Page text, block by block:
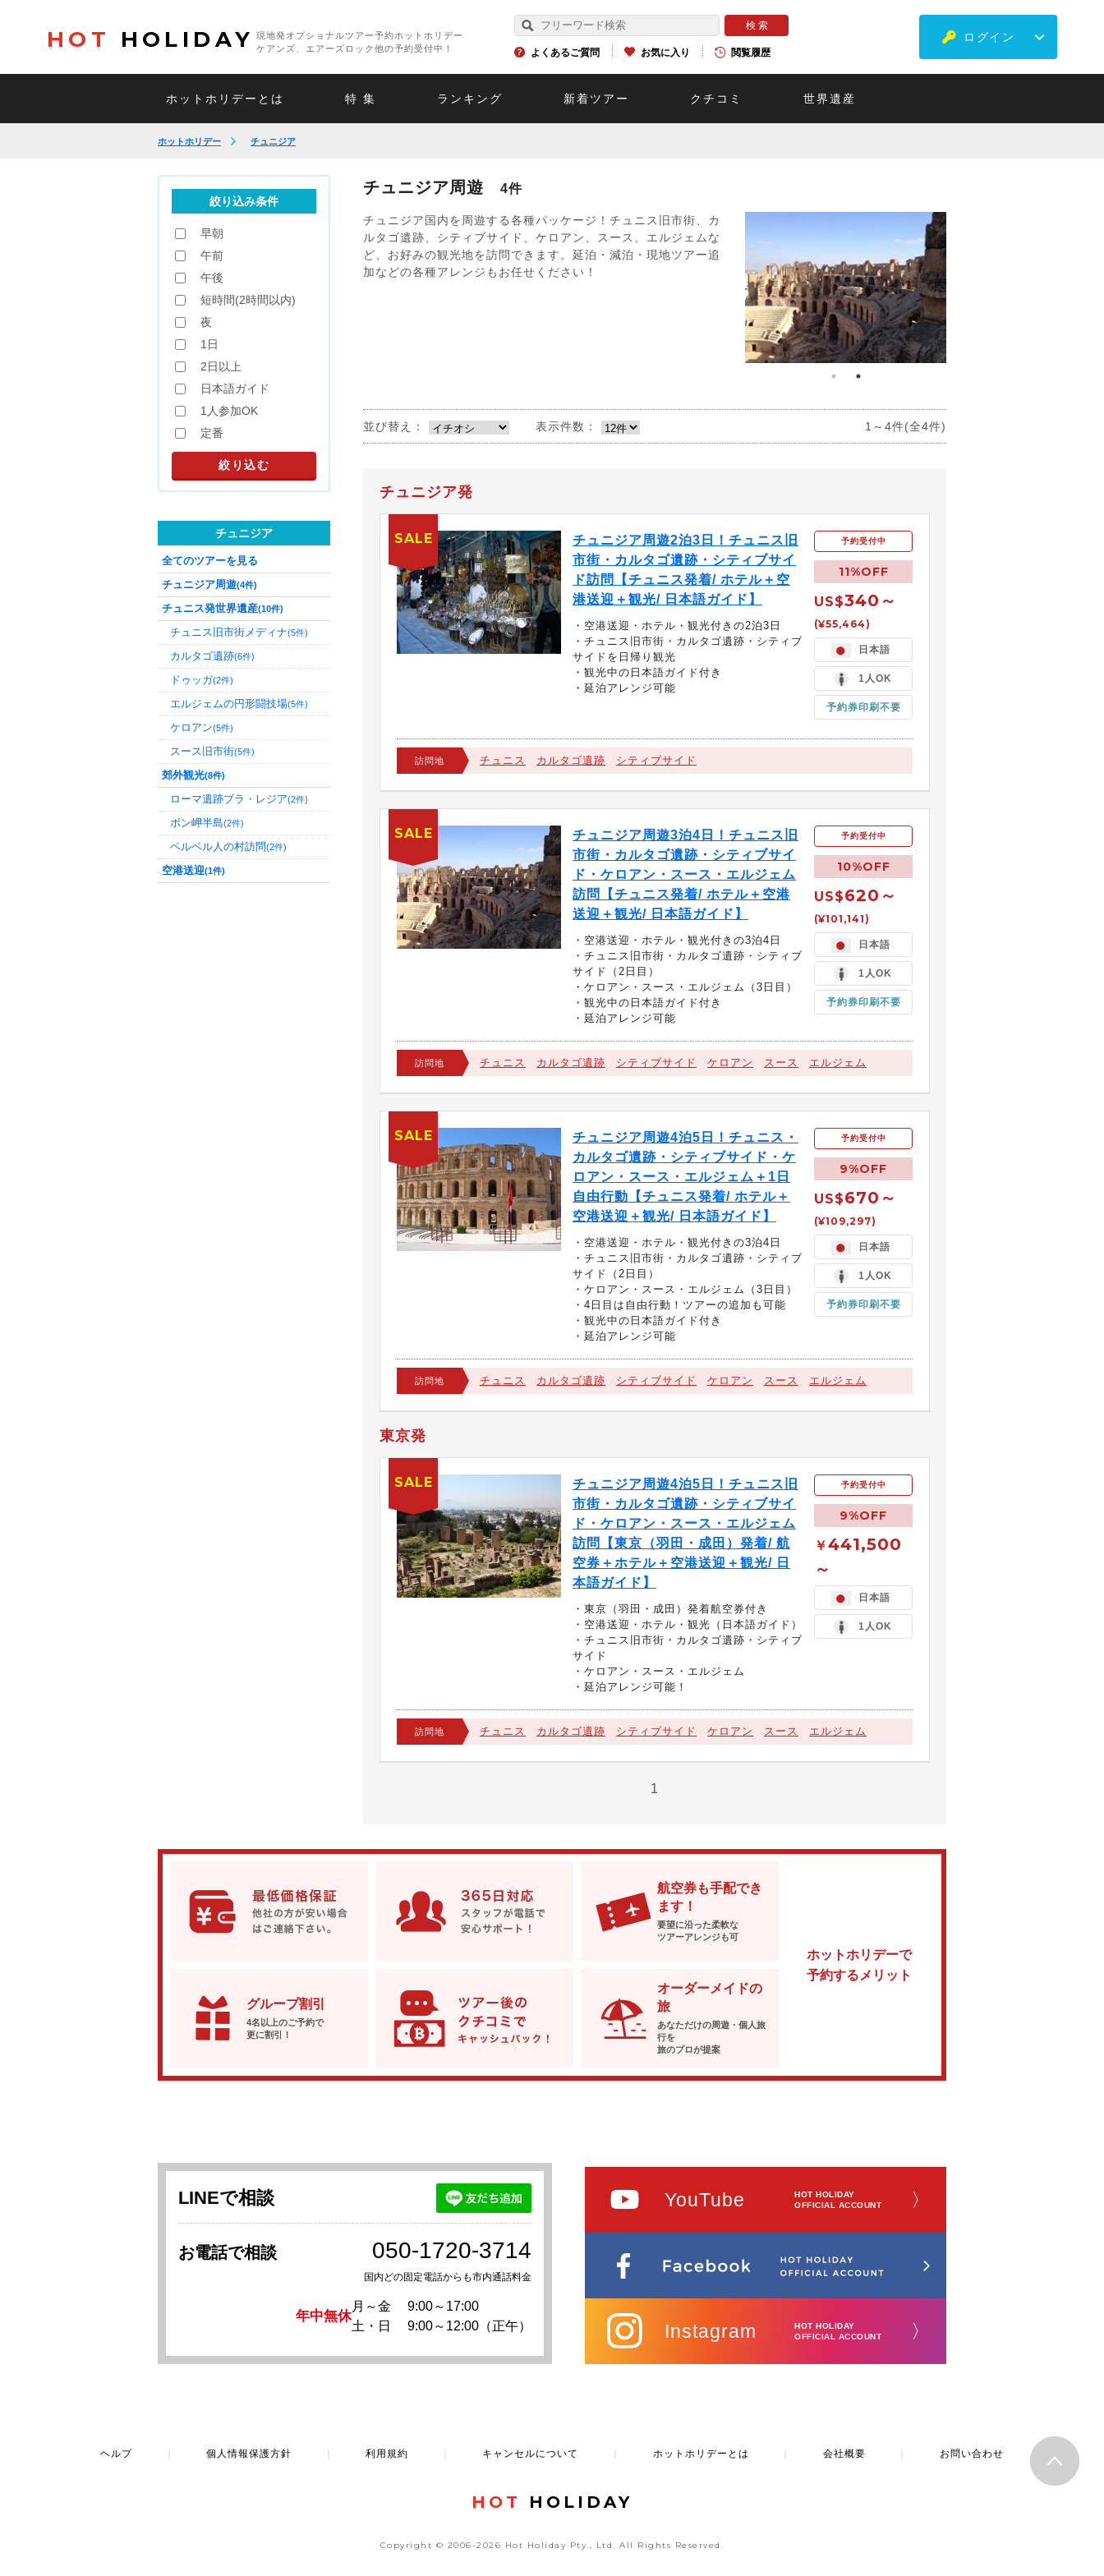
HOT HOLIDAY
現地発オプショナルツアー予約ホットホリデー
ケアンズ、エアーズロック他の予約受付中！
よくあるご質問 お気に入り 閲覧履歴
ログイン
ホットホリデーとは 特 集 ランキング 新着ツアー クチコミ 世界遺産
ホットホリデー チュニジア
チュニジア周遊 4件
チュニジア国内を周遊する各種パッケージ！チュニス旧市街、カ
ルタゴ遺跡、シティブサイド、ケロアン、スース、エルジェムな
ど、お好みの観光地を訪問できます。延泊・減泊・現地ツアー追
加などの各種アレンジもお任せください！
並び替え： 表示件数： 1～4件(全4件)
チュニジア発
チュニジア周遊2泊3日！チュニス旧
市街・カルタゴ遺跡・シティブサイ
ド訪問【チュニス発着/ ホテル＋空
港送迎＋観光/ 日本語ガイド】
・空港送迎・ホテル・観光付きの2泊3日
・チュニス旧市街・カルタゴ遺跡・シティブ
サイドを日帰り観光
・観光中の日本語ガイド付き
・延泊アレンジ可能
予約受付中
11%OFF
US$340～
(¥55,464)
日本語
1人OK
予約券印刷不要
訪問地 チュニス カルタゴ遺跡 シティブサイド
SALE
チュニジア周遊3泊4日！チュニス旧
市街・カルタゴ遺跡・シティブサイ
ド・ケロアン・スース・エルジェム
訪問【チュニス発着/ ホテル＋空港
送迎＋観光/ 日本語ガイド】
・空港送迎・ホテル・観光付きの3泊4日
・チュニス旧市街・カルタゴ遺跡・シティブ
サイド（2日目）
・ケロアン・スース・エルジェム（3日目）
・観光中の日本語ガイド付き
・延泊アレンジ可能
予約受付中
10%OFF
US$620～
(¥101,141)
日本語
1人OK
予約券印刷不要
訪問地 チュニス カルタゴ遺跡 シティブサイド ケロアン スース エルジェム
SALE
チュニジア周遊4泊5日！チュニス・
カルタゴ遺跡・シティブサイド・ケ
ロアン・スース・エルジェム＋1日
自由行動【チュニス発着/ ホテル＋
空港送迎＋観光/ 日本語ガイド】
・空港送迎・ホテル・観光付きの3泊4日
・チュニス旧市街・カルタゴ遺跡・シティブ
サイド（2日目）
・ケロアン・スース・エルジェム（3日目）
・4日目は自由行動！ツアーの追加も可能
・観光中の日本語ガイド付き
・延泊アレンジ可能
予約受付中
9%OFF
US$670～
(¥109,297)
日本語
1人OK
予約券印刷不要
訪問地 チュニス カルタゴ遺跡 シティブサイド ケロアン スース エルジェム
SALE
東京発
チュニジア周遊4泊5日！チュニス旧
市街・カルタゴ遺跡・シティブサイ
ド・ケロアン・スース・エルジェム
訪問【東京（羽田・成田）発着/ 航
空券＋ホテル＋空港送迎＋観光/ 日
本語ガイド】
・東京（羽田・成田）発着航空券付き
・空港送迎・ホテル・観光（日本語ガイド）
・チュニス旧市街・カルタゴ遺跡・シティブ
サイド
・ケロアン・スース・エルジェム
・延泊アレンジ可能！
予約受付中
9%OFF
￥441,500
～
日本語
1人OK
訪問地 チュニス カルタゴ遺跡 シティブサイド ケロアン スース エルジェム
SALE
1
絞り込み条件
早朝
午前
午後
短時間(2時間以内)
夜
1日
2日以上
日本語ガイド
1人参加OK
定番
チュニジア
全てのツアーを見る
チュニジア周遊(4件)
チュニス発世界遺産(10件)
チュニス旧市街メディナ(5件)
カルタゴ遺跡(6件)
ドゥッガ(2件)
エルジェムの円形闘技場(5件)
ケロアン(5件)
スース旧市街(5件)
郊外観光(8件)
ローマ遺跡ブラ・レジア(2件)
ボン岬半島(2件)
ベルベル人の村訪問(2件)
空港送迎(1件)
ホットホリデーで
予約するメリット
航空券も手配でき
ます！
要望に沿った柔軟な
ツアーアレンジも可
グループ割引
4名以上のご予約で
更に割引！
オーダーメイドの
旅
あなただけの周遊・個人旅
行を
旅のプロが提案
LINEで相談
お電話で相談 050-1720-3714
国内どの固定電話からも市内通話料金
年中無休
月～金
9:00～17:00
土・日
9:00～12:00（正午）
YouTube
HOT HOLIDAY
OFFICIAL ACCOUNT
〉
Instagram
HOT HOLIDAY
OFFICIAL ACCOUNT
〉
ヘルプ 個人情報保護方針 利用規約 キャンセルについて ホットホリデーとは 会社概要 お問い合わせ
HOT HOLIDAY
Copyright © 2006-2026 Hot Holiday Pty., Ltd.All Rights Reserved.